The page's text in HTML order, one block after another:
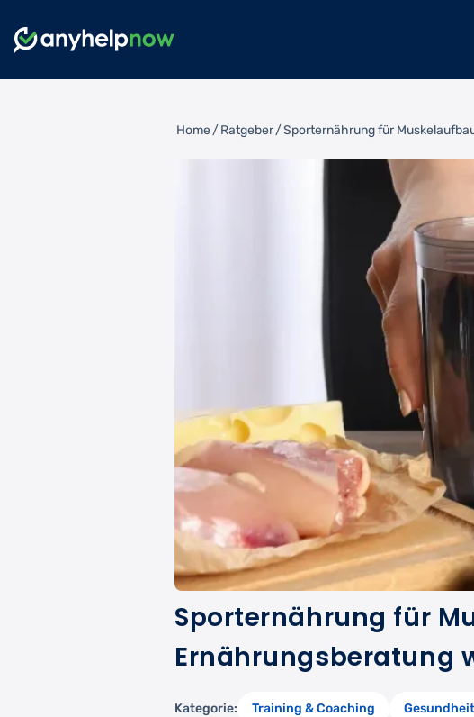
Home/Ratgeber/Sporternährung für
Sporternährung für
Ernährungsberatung
Kategorie: Training & Coaching Gesundheit